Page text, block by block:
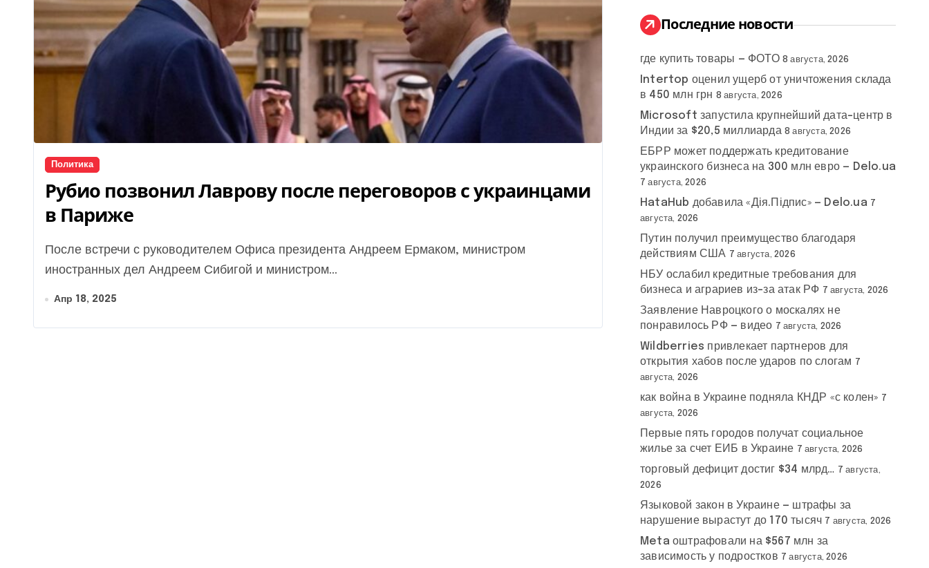
Политика
Рубио позвонил Лаврову после переговоров с украинцами
в Париже
После встречи с руководителем Офиса президента Андреем Ермаком, министром
иностранных дел Андреем Сибигой и министром...
Апр 18, 2025
:
Последние новости
где купить товары — ФОТО 8 августа, 2026
Intertop оценил ущерб от уничтожения склада
в 450 млн грн 8 августа, 2026
Microsoft запустила крупнейший дата-центр в
Индии за $20,5 миллиарда 8 августа, 2026
ЕБРР может поддержать кредитование
украинского бизнеса на 300 млн евро — Delo.ua
7 августа, 2026
HataHub добавила «Дія.Підпис» — Delo.ua 7
августа, 2026
Путин получил преимущество благодаря
действиям США 7 августа, 2026
НБУ ослабил кредитные требования для
бизнеса и аграриев из-за атак РФ 7 августа, 2026
Заявление Навроцкого о москалях не
понравилось РФ — видео 7 августа, 2026
Wildberries привлекает партнеров для
открытия хабов после ударов по слогам 7
августа, 2026
как война в Украине подняла КНДР «с колен» 7
августа, 2026
Первые пять городов получат социальное
жилье за счет ЕИБ в Украине 7 августа, 2026
торговый дефицит достиг $34 млрд… 7 августа,
2026
Языковой закон в Украине — штрафы за
нарушение вырастут до 170 тысяч 7 августа, 2026
Meta оштрафовали на $567 млн за
зависимость у подростков 7 августа, 2026